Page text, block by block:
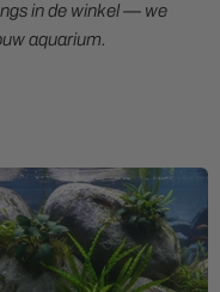
in de winkel — we
aquarium.